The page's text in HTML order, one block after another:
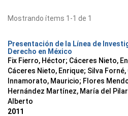
Mostrando ítems 1-1 de 1
Presentación de la Línea de
Derecho en México
Fix Fierro, Héctor; Cáceres Nieto,
Cáceres Nieto, Enrique; Silva
Innamorato, Mauricio; Flores
Hernández Martínez, María del Pilar
Alberto
2011